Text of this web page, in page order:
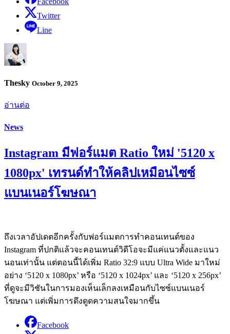
Twitter
Line
Thesky October 9, 2025
อ่านต่อ
News
Instagram มีฟอร์แมต Ratio ใหม่ '5120 x
1080px' เทรนด์ทำให้คลิปเหมือนไซซ์
แบนเนอร์โฆษณา
ถึงเวลาอัปเดตอีกครั้งกับฟอร์แมตการทำคอนเทนต์ของ
Instagram ที่ปกติแล้วจะคอนเทนต์วิดีโอจะมีแค่แนวตั้งและแนว
นอนเท่านั้น แต่ตอนนี้ได้เพิ่ม Ratio 32:9 แบบ Ultra Wide มาใหม่
อย่าง ‘5120 x 1080px’ หรือ ‘5120 x 1024px’ และ ‘5120 x 256px’
ที่ดูจะมีวิชันในการมองเห็นเล็กลงเหมือนกับไซซ์แบนเนอร์
โฆษณา แต่เพิ่มการดึงดูดความสนใจมากขึ้น
Facebook